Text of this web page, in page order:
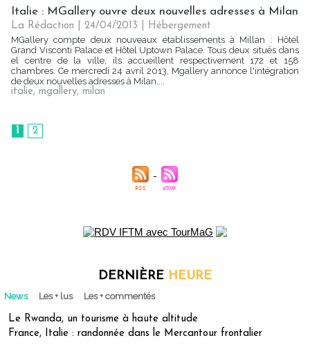
Italie : MGallery ouvre deux nouvelles adresses à Milan
La Rédaction | 24/04/2013
Hébergement
MGallery compte deux nouveaux établissements à Millan : Hôtel
Grand Visconti Palace et Hôtel Uptown Palace. Tous deux situés dans
el centre de la ville, ils accueillent respectivement 172 et 158
chambres. Ce mercredi 24 avril 2013, Mgallery annonce l'intégration
de deux nouvelles adresses à Milan,...
italie, mgallery, milan
1 2
DERNIÈRE HEURE
News Les + lus Les + commentés
Le Rwanda, un tourisme à haute altitude
France, Italie : randonnée dans le Mercantour frontalier